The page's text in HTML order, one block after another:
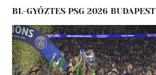
BL-GYŐZTES PSG 2026 BUDAPEST